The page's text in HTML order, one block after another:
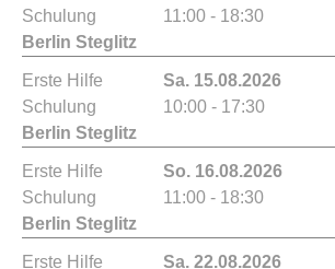
Schulung
Berlin Steglitz
11:00 - 18:30
Erste Hilfe
Schulung
Berlin Steglitz
Sa. 15.08.2026
10:00 - 17:30
Erste Hilfe
Schulung
Berlin Steglitz
So. 16.08.2026
11:00 - 18:30
Erste Hilfe
Sa. 22.08.2026